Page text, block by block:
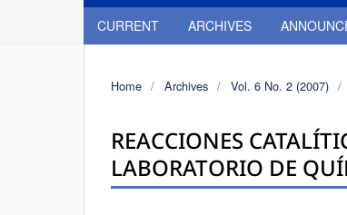
CURRENT ARCHIVES
Home / Archives / Vol. 6 No. 2 (2007) /
REACCIONES
LABORATORIO DE